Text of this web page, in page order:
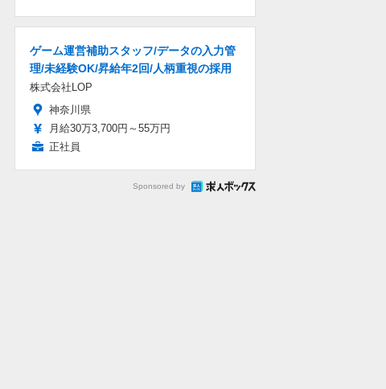
ゲーム運営補助スタッフ/データの入力管
理/未経験OK/昇給年2回/人柄重視の採用
株式会社LOP
神奈川県
月給30万3,700円～55万円
正社員
Sponsored by